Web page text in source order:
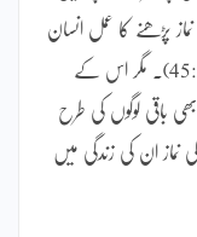
پڑھنے کا عمل انسان
کو فواحش اور منکرات سے روکتا ہے،(العنکبوت45:29)۔ مگر اس کے
بھی باقی لوگوں کی طرح
ان کی زندگی میں